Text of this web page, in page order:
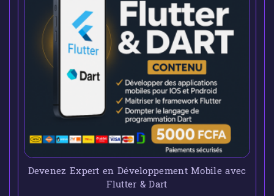
Devenez Expert en Développement Mobile avec
Flutter & Dart